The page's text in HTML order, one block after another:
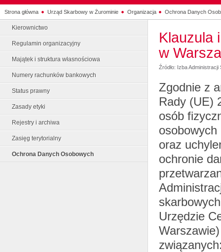
Strona główna Urząd Skarbowy w Żurominie Organizacja Ochrona Danych
Kierownictwo
Regulamin organizacyjny
Majątek i struktura własnościowa
Numery rachunków bankowych
Status prawny
Zasady etyki
Rejestry i archiwa
Zasięg terytorialny
Ochrona Danych Osobowych
Klauzula
w
Źródło: Izba
Zgodnie z
Rady (UE)
osób
osobowych
oraz
ochronie
Urzędzie